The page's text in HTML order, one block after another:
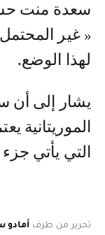
سعدة منت
« غير
لهذا الوضع.
يشار إلى أن
الموريتانية
التي يأتي
تحرير من طرف أمادو